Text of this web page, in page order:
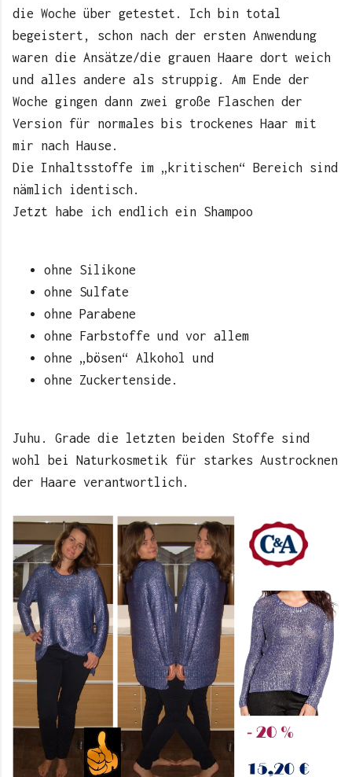
die Woche über getestet. Ich bin total
begeistert, schon nach der ersten Anwendung
waren die Ansätze/die grauen Haare dort weich
und alles andere als struppig. Am Ende der
Woche gingen dann zwei große Flaschen der
Version für normales bis trockenes Haar mit
mir nach Hause.
Die Inhaltsstoffe im „kritischen“ Bereich sind
nämlich identisch.
Jetzt habe ich endlich ein Shampoo
ohne Silikone
ohne Sulfate
ohne Parabene
ohne Farbstoffe und vor allem
ohne „bösen“ Alkohol und
ohne Zuckertenside.
Juhu. Grade die letzten beiden Stoffe sind
wohl bei Naturkosmetik für starkes Austrocknen
der Haare verantwortlich.